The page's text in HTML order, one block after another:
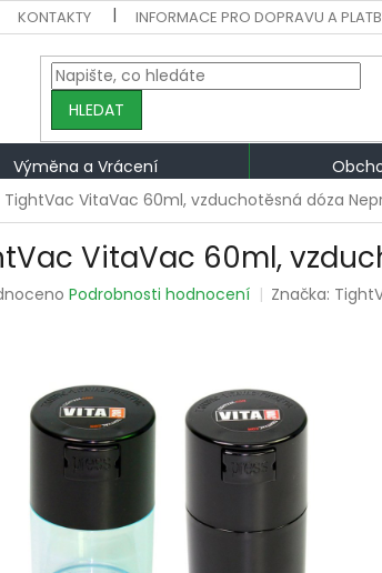
KONTAKTY INFORMACE PRO DOPRAVU A
HLEDAT
Výměna a Vrácení
TightVac VitaVac 60ml, vzduchotěsná dóza
VitaVac 60ml,
Podrobnosti hodnocení Značka: